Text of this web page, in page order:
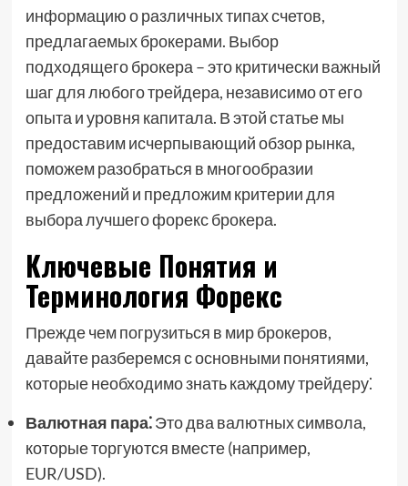
информацию о различных типах счетов,
предлагаемых брокерами. Выбор
подходящего брокера – это критически важный
шаг для любого трейдера, независимо от его
опыта и уровня капитала. В этой статье мы
предоставим исчерпывающий обзор рынка,
поможем разобраться в многообразии
предложений и предложим критерии для
выбора лучшего форекс брокера.
Ключевые Понятия и
Терминология Форекс
Прежде чем погрузиться в мир брокеров,
давайте разберемся с основными понятиями,
которые необходимо знать каждому трейдеру⁚
Валютная пара⁚Это два валютных символа,
которые торгуются вместе (например,
EUR/USD).